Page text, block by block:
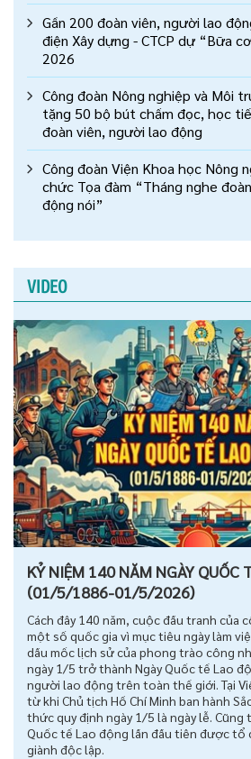
Gần 200 đoàn viên, người lao
điện Xây dựng - CTCP dự “Bữa
2026
Công đoàn Nông nghiệp và Môi
tặng 50 bộ bút chấm đọc, học
đoàn viên, người lao động
Công đoàn Viện Khoa học Nông
chức Tọa đàm “Tháng nghe
động nói”
VIDEO
KỶ NIỆM 140 NĂM NGÀY QUỐC
(01/5/1886-01/5/2026)
Cách đây 140 năm, cuộc đấu tranh của
một số quốc gia vì mục tiêu ngày làm
dấu mốc lịch sử của phong trào công
ngày 1/5 trở thành Ngày Quốc tế Lao
người lao động trên toàn thế giới. Tại
từ khi Chủ tịch Hồ Chí Minh ban hành
thức quy định ngày 1/5 là ngày lễ. Cũng
Quốc tế Lao động lần đầu tiên được tổ
giành độc lập.